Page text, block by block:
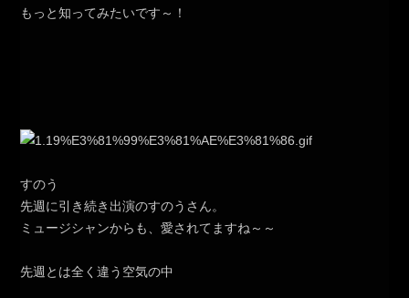
もっと知ってみたいです～！
すのう
先週に引き続き出演のすのうさん。
ミュージシャンからも、愛されてますね～～
先週とは全く違う空気の中